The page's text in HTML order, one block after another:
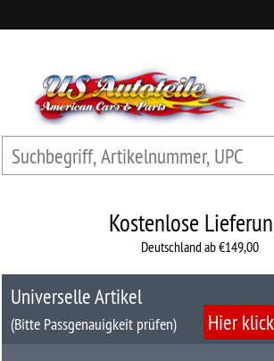
nach
Universelles
Zubehör
Anfrage
Kontaktformular
|
Carport
Kostenlose
Deutschland ab €149,00
Universelle Artikel
(Bitte Passgenauigkeit prüfen)
Hier